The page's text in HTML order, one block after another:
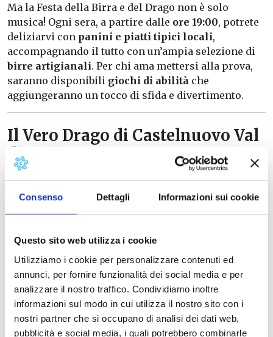
Consenso Dettagli Informazioni sui cookie
Questo sito web utilizza i cookie
Utilizziamo i cookie per personalizzare contenuti ed
annunci, per fornire funzionalità dei social media e per
analizzare il nostro traffico. Condividiamo inoltre
informazioni sul modo in cui utilizza il nostro sito con i
nostri partner che si occupano di analisi dei dati web,
pubblicità e social media, i quali potrebbero combinarle
Ma la Festa della Birra e del Drago non è solo
musica! Ogni sera, a partire dalle ore 19:00, potrete
deliziarvi con panini e piatti tipici locali,
accompagnando il tutto con un’ampia selezione di
birre artigianali. Per chi ama mettersi alla prova,
saranno disponibili giochi di abilità che
aggiungeranno un tocco di sfida e divertimento.
Il Vero Drago di Castelnuovo Val
di Cecina
Il “drago” nel nome della festa non è solo un
richiamo alla creatura mitologica. A Castelnuovo, il
edizione dell’evento e divenuto da allora un vero e
proprio simbolo. Non perdetevi l’occasione di
assaggiarlo!
Tutti i concerti si terranno nella suggestivaPiazza
Giacomo Matteottiel’ingresso è completamente
libero. Vi aspettiamo numerosi per celebrare